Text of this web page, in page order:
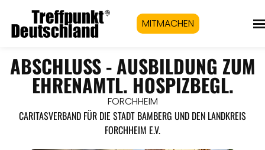
MITMACHEN
ABSCHLUSS - AUSBILDUNG ZUM
EHRENAMTL. HOSPIZBEGL.
FORCHHEIM
CARITASVERBAND FÜR DIE STADT BAMBERG UND DEN LANDKREIS
FORCHHEIM E.V.